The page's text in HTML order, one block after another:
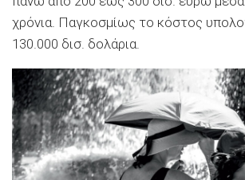
χρόνια. Παγκοσμίως το κόστος
130.000 δισ. δολάρια.